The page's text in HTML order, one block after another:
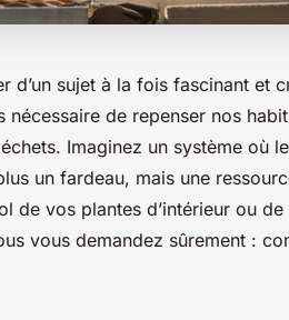
d’un sujet à la fois fascinant et
nécessaire de repenser nos
Imaginez un système où
un fardeau, mais une
de vos plantes d’intérieur ou
vous demandez sûrement :